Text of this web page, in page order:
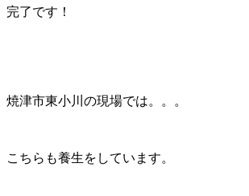
完了です！
焼津市東小川の現場では。。。
こちらも養生をしています。